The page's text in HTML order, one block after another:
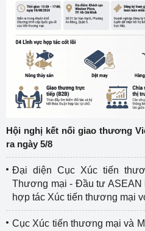
Hội nghị kết nối giao thương
ra ngày 5/8
Đại diện Cục Xúc tiến
Thương mại - Đầu tư ASEAN
hợp tác Xúc tiến thương mại
Cục Xúc tiến thương mại và